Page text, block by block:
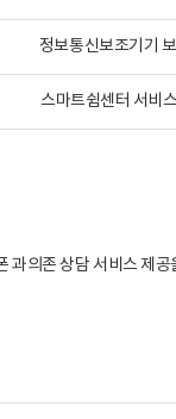
정보통신보조기기
스마트쉼센터 서비
과의존 상담 서비스 제공